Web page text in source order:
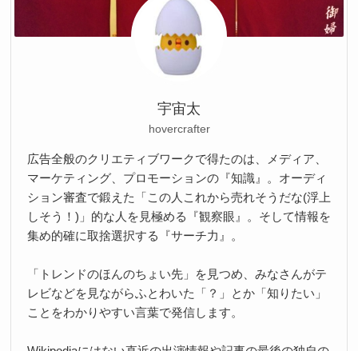
宇宙太
hovercrafter
広告全般のクリエティブワークで得たのは、メディア、
マーケティング、プロモーションの『知識』。オーディ
ション審査で鍛えた「この人これから売れそうだな(浮上
しそう！)」的な人を見極める『観察眼』。そして情報を
集め的確に取捨選択する『サーチ力』。
「トレンドのほんのちょい先」を見つめ、みなさんがテ
レビなどを見ながらふとわいた「？」とか「知りたい」
ことをわかりやすい言葉で発信します。